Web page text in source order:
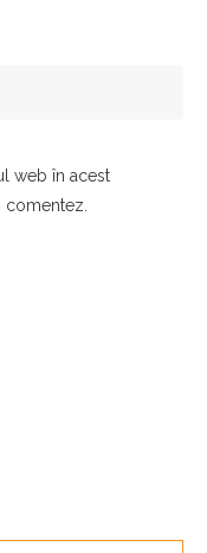
web în acest